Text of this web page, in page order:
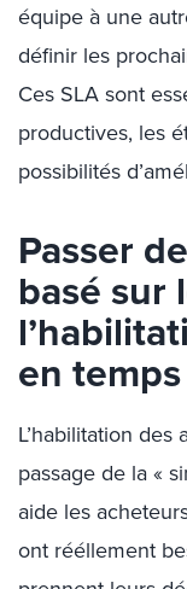
équipe à une
définir les
Ces SLA sont
productives, les
possibilités
Passer
basé sur
en
L’habilitation
passage de la «
aide les
ont rééllement